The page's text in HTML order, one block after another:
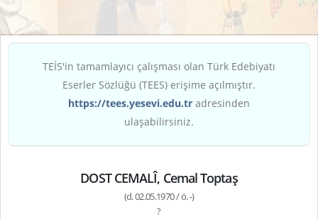
TEİS'in tamamlayıcı çalışması olan Türk Edebiyatı
Eserler Sözlüğü (TEES) erişime açılmıştır.
https://tees.yesevi.edu.tr adresinden
ulaşabilirsiniz.
DOST CEMALÎ, Cemal Toptaş
(d. 02.05.1970 / ö. -)
?